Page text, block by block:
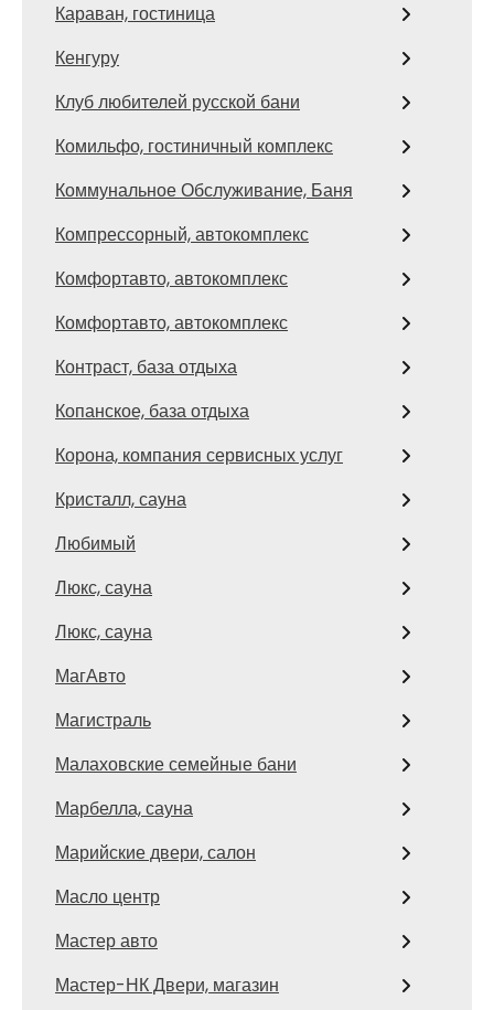
Караван, гостиница
Кенгуру
Клуб любителей русской бани
Комильфо, гостиничный комплекс
Коммунальное Обслуживание, Баня
Компрессорный, автокомплекс
Комфортавто, автокомплекс
Комфортавто, автокомплекс
Контраст, база отдыха
Копанское, база отдыха
Корона, компания сервисных услуг
Кристалл, сауна
Любимый
Люкс, сауна
Люкс, сауна
МагАвто
Магистраль
Малаховские семейные бани
Марбелла, сауна
Марийские двери, салон
Масло центр
Мастер авто
Мастер-НК Двери, магазин